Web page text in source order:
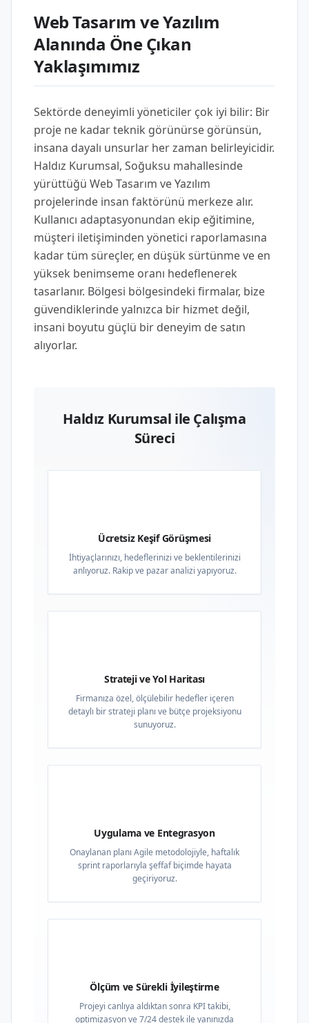
Web Tasarım ve Yazılım
Alanında Öne Çıkan
Yaklaşımımız
Sektörde deneyimli yöneticiler çok iyi bilir: Bir
proje ne kadar teknik görünürse görünsün,
insana dayalı unsurlar her zaman belirleyicidir.
Haldız Kurumsal, Soğuksu mahallesinde
yürüttüğü Web Tasarım ve Yazılım
projelerinde insan faktörünü merkeze alır.
Kullanıcı adaptasyonundan ekip eğitimine,
müşteri iletişiminden yönetici raporlamasına
kadar tüm süreçler, en düşük sürtünme ve en
yüksek benimseme oranı hedeflenerek
tasarlanır. Bölgesi bölgesindeki firmalar, bize
güvendiklerinde yalnızca bir hizmet değil,
insani boyutu güçlü bir deneyim de satın
alıyorlar.
Haldız Kurumsal ile Çalışma
Süreci
Ücretsiz Keşif Görüşmesi
İhtiyaçlarınızı, hedeflerinizi ve beklentilerinizi
anlıyoruz. Rakip ve pazar analizi yapıyoruz.
Strateji ve Yol Haritası
Firmanıza özel, ölçülebilir hedefler içeren
detaylı bir strateji planı ve bütçe projeksiyonu
sunuyoruz.
Uygulama ve Entegrasyon
Onaylanan planı Agile metodolojiyle, haftalık
sprint raporlarıyla şeffaf biçimde hayata
geçiriyoruz.
Ölçüm ve Sürekli İyileştirme
Projeyi canlıya aldıktan sonra KPI takibi,
optimizasyon ve 7/24 destek ile yanınızda